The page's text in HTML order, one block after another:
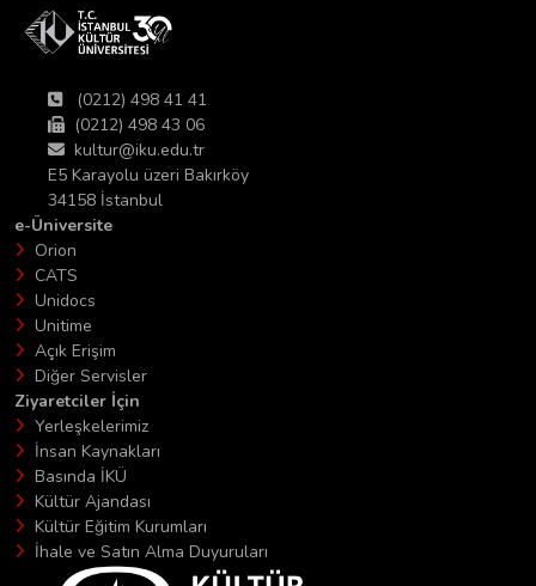
(0212) 498 41 41
(0212) 498 43 06
kultur@iku.edu.tr
E5 Karayolu üzeri Bakırköy
34158 İstanbul
e-Üniversite
Orion
CATS
Unidocs
Unitime
Açık Erişim
Diğer Servisler
Ziyaretciler İçin
Yerleşkelerimiz
İnsan Kaynakları
Basında İKÜ
Kültür Ajandası
Kültür Eğitim Kurumları
İhale ve Satın Alma Duyuruları